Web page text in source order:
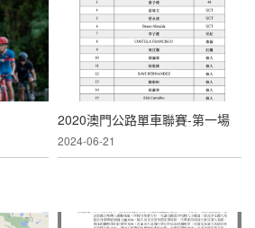
賽。比賽路線:起點:西堤大馬路起點、
到達路氹城大馬路圓形地掉頭、經西堤
大馬路、到達海濱大馬路、到達石排灣
廣場圓型地前掉頭、最後回到西堤大馬
路，全長
2020澳門公路單車聯賽-第一場
2024-06-21